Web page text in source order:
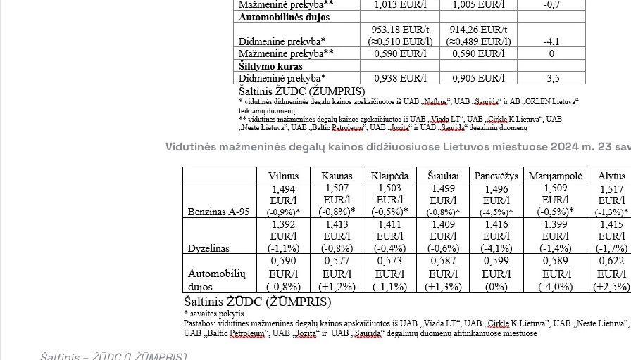
Vidutinės mažmeninės degalų kainos didžiuosiuose Lietuvos miestuose 2024 m. 23